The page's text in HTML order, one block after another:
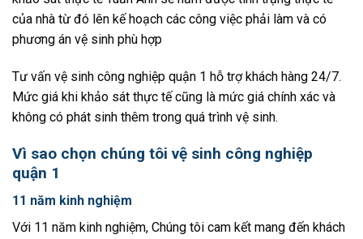
của nhà từ đó lên kế hoạch các công việc phải làm và có
phương án vệ sinh phù hợp
Tư vấn vệ sinh công nghiệp quận 1 hỗ trợ khách hàng 24/7.
Mức giá khi khảo sát thực tế cũng là mức giá chính xác và
không có phát sinh thêm trong quá trình vệ sinh.
Vì sao chọn chúng tôi vệ sinh công nghiệp
quận 1
11 năm kinh nghiệm
Với 11 năm kinh nghiệm, Chúng tôi cam kết mang đến khách